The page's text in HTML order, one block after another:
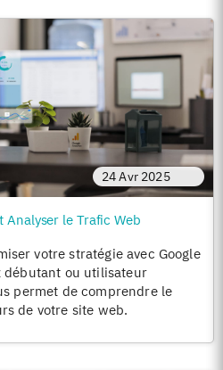
24 Avr 2025
Analyser le Trafic Web
votre stratégie avec Google
débutant ou utilisateur
permet de comprendre le
de votre site web.